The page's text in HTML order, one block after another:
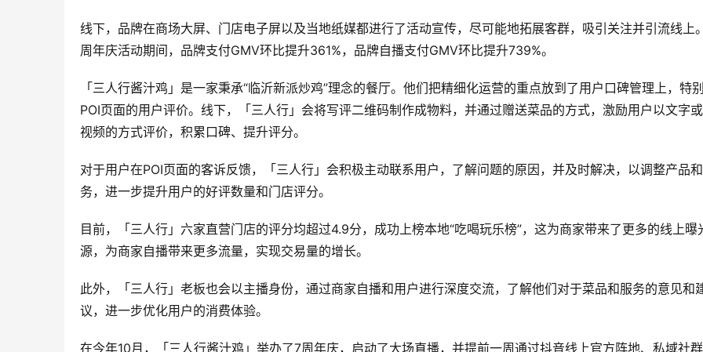
线下，品牌在商场大屏、门店电子屏以及当地纸媒都进行了活动宣传，尽可能地拓展客群，吸引关注并引流线上
周年庆活动期间，品牌支付GMV环比提升361%，品牌自播支付GMV环比提升739%。
「三人行酱汁鸡」是一家秉承“临沂新派炒鸡”理念的餐厅。他们把精细化运营的重点放到了用户口碑管理上，特
POI页面的用户评价。线下，「三人行」会将写评二维码制作成物料，并通过赠送菜品的方式，激励用户以文字
视频的方式评价，积累口碑、提升评分。
对于用户在POI页面的客诉反馈，「三人行」会积极主动联系用户，了解问题的原因，并及时解决，以调整产品
务，进一步提升用户的好评数量和门店评分。
目前，「三人行」六家直营门店的评分均超过4.9分，成功上榜本地“吃喝玩乐榜”，这为商家带来了更多的线上曝
源，为商家自播带来更多流量，实现交易量的增长。
此外，「三人行」老板也会以主播身份，通过商家自播和用户进行深度交流，了解他们对于菜品和服务的意见和
议，进一步优化用户的消费体验。
在今年10月，「三人行酱汁鸡」举办了7周年庆，启动了大场直播，并提前一周通过抖音线上官方阵地、私域社